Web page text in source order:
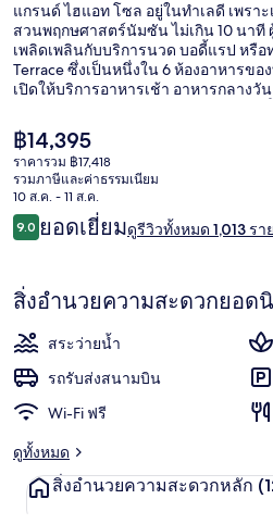
แกรนด์ ไฮแอท โซล อยู่ในทำเลดี เพรา
สวนพฤกษศาสตร์นัมซัน ไม่เกิน 10 นาที
เพลิดเพลินกับบริการนวด บอดี้แรป หรื
Terrace ซึ่งเป็นหนึ่งใน 6 ห้องอาหารข
เปิดให้บริการอาหารเช้า อาหารกลางวั
เลานจ์ และฟิตเนส นักเดินทางต่างชื่นช
ขนส่งสาธารณะ: เดิน 11 นาทีถึง สถานี
Hangangjin
ราคา
ปัจจุบัน
฿14,395
฿14,395
ราคารวม ฿17,418
รวมภาษีและค่าธรรมเนียม
10 ส.ค. - 11 ส.ค.
รีวิว
9.09.0 จาก 10
ยอดเยี่ยมดูรีวิวทั้งหมด 1,013 รา
สิ่งอำนวยความสะดวกยอด
สระว่ายน้ำ
รถรับส่งสนามบิน
Wi-Fi ฟรี
ดูทั้งหมด
สิ่งอำนวยความสะดวกหลัก